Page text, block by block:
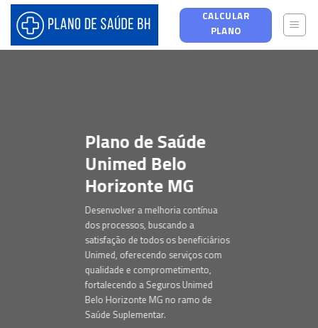
Skip
content
CALCULAR
PLANO
Plano de Saúde
Unimed Belo
Horizonte MG
Desenvolver a melhoria contínua
dos processos, buscando a
satisfação de todos os beneficiários
Unimed, oferecendo serviços com
qualidade e comprometimento,
fortalecendo a Seguros Unimed
Belo Horizonte MG no ramo de
Saúde Suplementar.